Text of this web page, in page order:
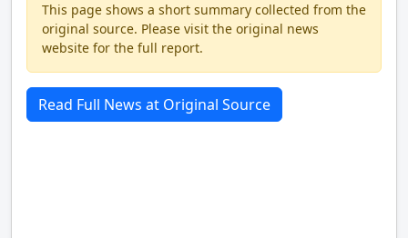
This page shows a short summary collected from the
original source. Please visit the original news
website for the full report.
Read Full News at Original Source